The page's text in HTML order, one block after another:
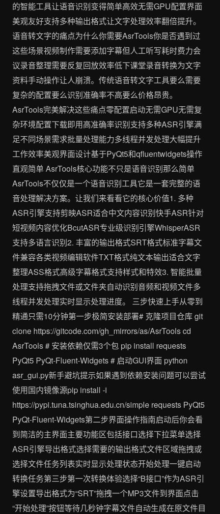
的智能工具让语音识别变得简单高效无需GPU配置界面
美观友好支持多种输出格式让文字处理效率翻倍提升。
语音转文字的痛点为什么你需要AsrTools你是否遇到过
这些场景视频制作需要添加字幕但人工听写耗时费力会
议录音整理需要反复回放效率低下课堂录音转换为文字
资料手动操作让人崩溃。传统语音转文字工具要么需要
复杂的配置要么识别准确率不高要么价格昂贵。
AsrTools完美解决这些痛点零配置启动无需GPU无需复
杂环境配置下载即用高准确率识别支持多种ASR引擎满
足不同场景需求批量处理能力多线程并发处理大幅提升
工作效率美观界面设计基于PyQt5和qfluentwidgets操作
直观简单️ AsrTools核心功能不只是语音识别那么简单
AsrTools不仅仅是一个语音识别工具它是一套完整的语
音处理解决方案。让我们来看看它的核心价值1. 多种
ASR引擎支持剪映ASR适合中文内容识别快手ASR针对
短视频内容优化BcutASR专业级识别引擎WhisperASR
支持多语言识别2. 丰富的输出格式SRT格式标准字幕文
件兼容各类视频编辑软件TXT格式纯文本输出适合文字
整理ASS格式高级字幕格式支持样式和特效3. 智能批量
处理支持拖拽文件或文件夹自动识别音频和视频文件多
线程并发处理实时显示处理进度。 三步快速上手从零到
精通只需10分钟第一步极简安装部署# 克隆项目仓库 git
clone https://gitcode.com/gh_mirrors/as/AsrTools cd
AsrTools # 安装依赖仅需3个包 pip install requests
PyQt5 PyQt-Fluent-Widgets # 启动GUI界面 python
asr_gui.py新手避坑提示如果遇到依赖安装问题可以尝试
使用国内镜像源pip install -i
https://pypi.tuna.tsinghua.edu.cn/simple requests PyQt5
PyQt-Fluent-Widgets第二步界面操作指南启动后你会看
到简洁的主界面主要功能区包括接口选择下拉菜单选择
ASR引擎导出格式选择需要的输出格式文件区域拖拽或
选择文件任务列表实时显示处理状态开始处理一键启动
转换任务第三步第一次转换体验选择“B接口”作为ASR引
擎设置导出格式为“SRT”拖拽一个MP3文件到界面点击
“开始处理”按钮等待几秒钟字幕文件自动生成在原文件目